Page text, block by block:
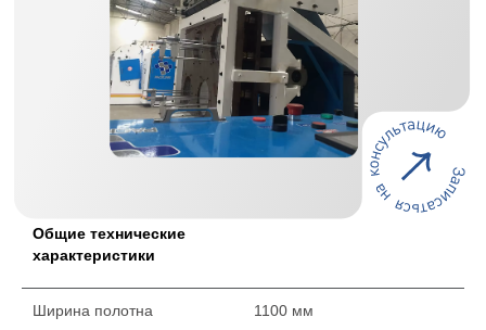
Общие технические
характеристики
Ширина полотна 1100 мм